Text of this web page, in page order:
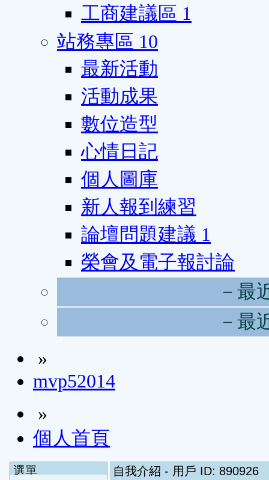
工商建議區 1
站務專區 10
最新活動
活動成果
數位造型
心情日記
個人圖庫
新人報到練習
論壇問題建議 1
榮會及電子報討論
－最
－最
»
mvp52014
»
個人首頁
選單 自我介紹 - 用戶 ID: 890926